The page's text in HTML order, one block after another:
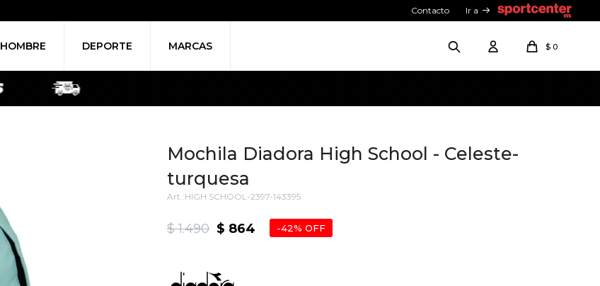
HOMBRE DEPORTE MARCAS $ 0
Contacto Ir a
Mochila Diadora High School - Celeste-
turquesa
HIGH SCHOOL-2397-143395
$ 864
$ 1.490 42